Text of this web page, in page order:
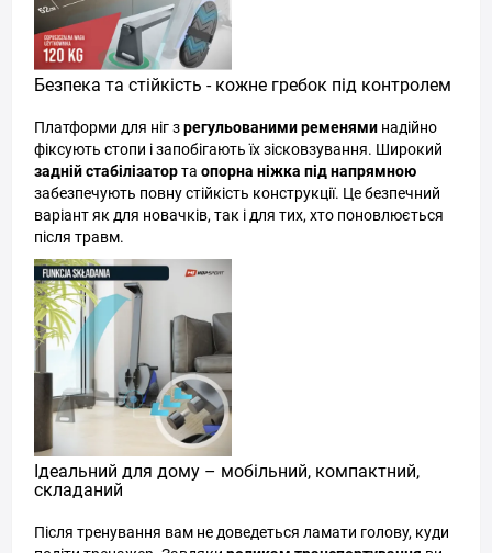
Безпека та стійкість - кожне гребок під контролем
Платформи для ніг зрегульованими ременями надійно
фіксують стопи і запобігають їх зісковзування. Широкий
задній стабілізаторта опорна ніжка під напрямною
забезпечують повну стійкість конструкції. Це безпечний
варіант як для новачків, так і для тих, хто поновлюється
після травм.
Ідеальний для дому – мобільний, компактний,
складаний
Після тренування вам не доведеться ламати голову, куди